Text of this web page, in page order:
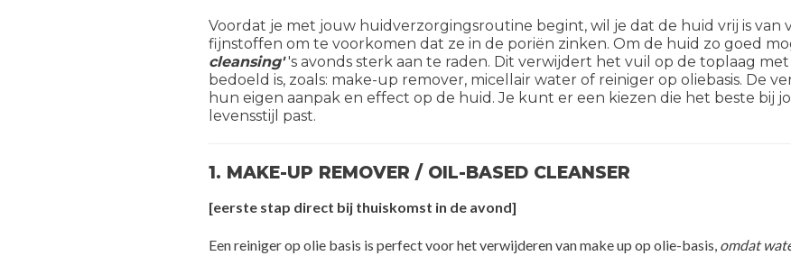
Voordat je met jouw huidverzorgingsroutine begint, wil je dat de huid vrij is van
fijnstoffen om te voorkomen dat ze in de poriën zinken. Om de huid zo goed
cleansing''s avonds sterk aan te raden. Dit verwijdert het vuil op de toplaag
bedoeld is, zoals: make-up remover, micellair water of reiniger op oliebasis. De
hun eigen aanpak en effect op de huid. Je kunt er een kiezen die het beste bij
levensstijl past.
1. MAKE-UP REMOVER / OIL-BASED CLEANSER
[eerste stap direct bij thuiskomst in de avond]
Een reiniger op olie basis is perfect voor het verwijderen van make up op olie-basis, omdat